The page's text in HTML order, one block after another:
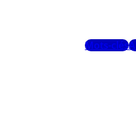
Mots-clés